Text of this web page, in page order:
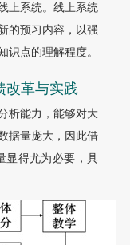
上系统。线上系统
的预习内容，以强
识点的理解程度。
改革与实践
析能力，能够对大
据量庞大，因此借
显得尤为必要，具